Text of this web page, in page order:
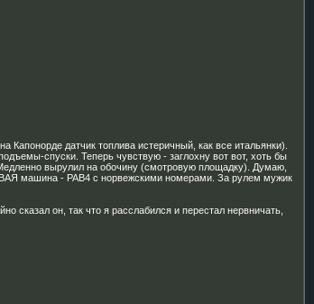
датчик топлива истеричный, как все итальянки).
спуски. Теперь чувствую - заглохну вот вот, хоть бы
вырулил на обочину (смотровую площадку). Думаю,
машина - РАВ4 с норвежскими номерами. За рулем мужик
сказал он, так что я расслабился и перестал нервничать,